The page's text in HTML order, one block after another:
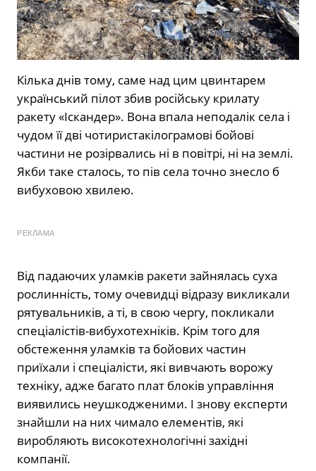
Кілька днів тому, саме над цим цвинтарем
український пілот збив російську крилату
ракету «Іскандер». Вона впала неподалік села і
чудом її дві чотиристакілограмові бойові
частини не розірвались ні в повітрі, ні на землі.
Якби таке сталось, то пів села точно знесло б
вибуховою хвилею.
РЕКЛАМА
Від падаючих уламків ракети зайнялась суха
рослинність, тому очевидці відразу викликали
рятувальників, а ті, в свою чергу, покликали
спеціалістів-вибухотехніків. Крім того для
обстеження уламків та бойових частин
приїхали і спеціалісти, які вивчають ворожу
техніку, адже багато плат блоків управління
виявились неушкодженими. І знову експерти
знайшли на них чимало елементів, які
виробляють високотехнологічні західні
компанії.